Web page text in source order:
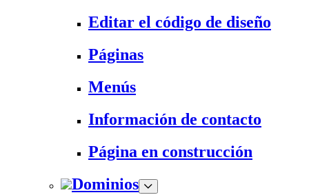
Editar el código de diseño
Páginas
Menús
Información de contacto
Página en construcción
Dominios